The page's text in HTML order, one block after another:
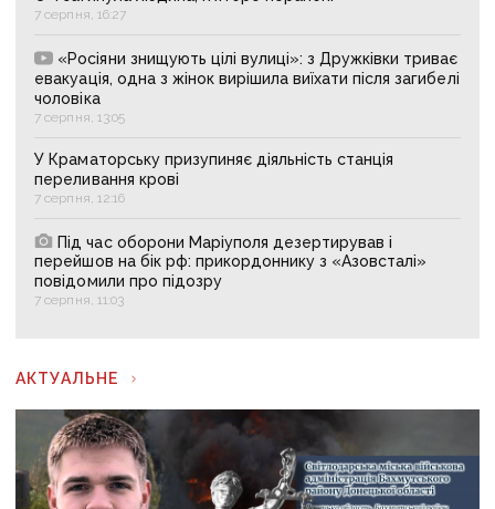
7 серпня, 16:27
«Росіяни знищують цілі вулиці»: з Дружківки триває
евакуація, одна з жінок вирішила виїхати після загибелі
чоловіка
7 серпня, 13:05
У Краматорську призупиняє діяльність станція
переливання крові
7 серпня, 12:16
Під час оборони Маріуполя дезертирував і
перейшов на бік рф: прикордоннику з «Азовсталі»
повідомили про підозру
7 серпня, 11:03
АКТУАЛЬНЕ